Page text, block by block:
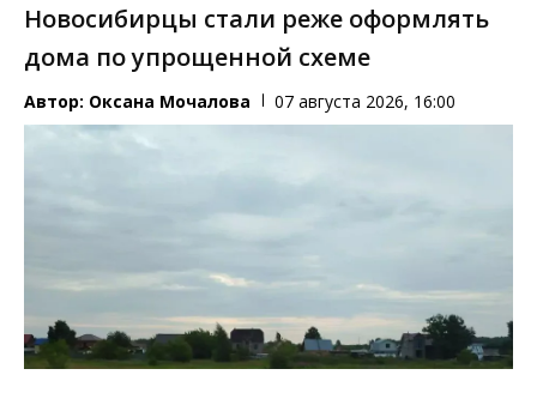
Новосибирцы стали реже оформлять
дома по упрощенной схеме
Автор: Оксана Мочалова 07 августа 2026, 16:00